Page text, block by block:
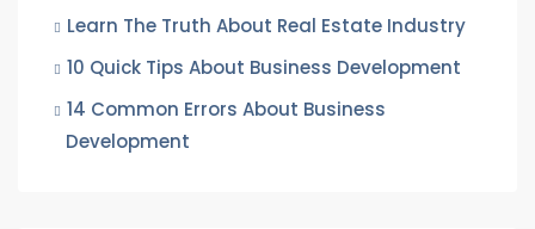
Learn The Truth About Real Estate Industry
10 Quick Tips About Business Development
14 Common Errors About Business
Development